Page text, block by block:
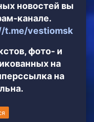
новостей вы
канале.
t.me/vestiomsk
фото- и
на
на